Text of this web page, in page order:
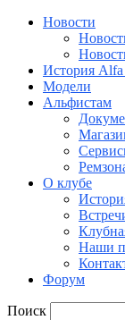
Новости
История Alfa
Модели
Альфистам
О клубе
Наши
Форум
Поиск